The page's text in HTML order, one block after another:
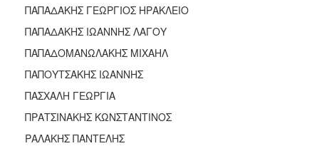
ΠΑΠΑΔΑΚΗΣ ΓΕΩΡΓΙΟΣ ΗΡΑΚΛΕΙΟ
ΠΑΠΑΔΑΚΗΣ ΙΩΑΝΝΗΣ ΛΑΓΟΥ
ΠΑΠΑΔΟΜΑΝΩΛΑΚΗΣ ΜΙΧΑΗΛ
ΠΑΠΟΥΤΣΑΚΗΣ ΙΩΑΝΝΗΣ
ΠΑΣΧΑΛΗ ΓΕΩΡΓΙΑ
ΠΡΑΤΣΙΝΑΚΗΣ ΚΩΝΣΤΑΝΤΙΝΟΣ
ΡΑΛΑΚΗΣ ΠΑΝΤΕΛΗΣ